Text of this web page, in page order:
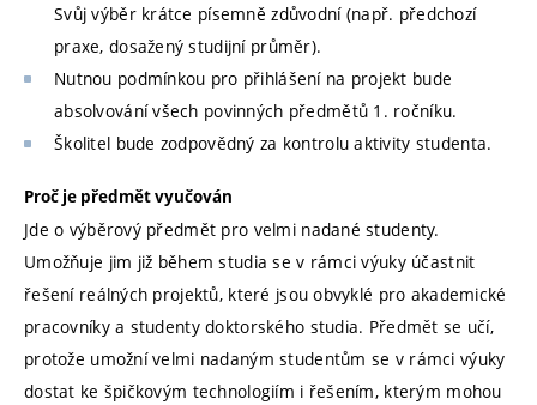
Svůj výběr krátce písemně zdůvodní (např. předchozí
praxe, dosažený studijní průměr).
Nutnou podmínkou pro přihlášení na projekt bude
absolvování všech povinných předmětů 1. ročníku.
Školitel bude zodpovědný za kontrolu aktivity studenta.
Proč je předmět vyučován
Jde o výběrový předmět pro velmi nadané studenty.
Umožňuje jim již během studia se v rámci výuky účastnit
řešení reálných projektů, které jsou obvyklé pro akademické
pracovníky a studenty doktorského studia. Předmět se učí,
protože umožní velmi nadaným studentům se v rámci výuky
dostat ke špičkovým technologiím i řešením, kterým mohou